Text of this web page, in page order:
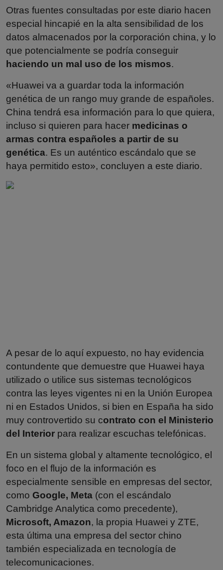
Otras fuentes consultadas por este diario hacen
especial hincapié en la alta sensibilidad de los
datos almacenados por la corporación china, y lo
que potencialmente se podría conseguir
haciendo un mal uso de los mismos.
«Huawei va a guardar toda la información
genética de un rango muy grande de españoles.
China tendrá esa información para lo que quiera,
incluso si quieren para hacer medicinas o
armas contra españoles a partir de su
genética. Es un auténtico escándalo que se
haya permitido esto», concluyen a este diario.
A pesar de lo aquí expuesto, no hay evidencia
contundente que demuestre que Huawei haya
utilizado o utilice sus sistemas tecnológicos
contra las leyes vigentes ni en la Unión Europea
ni en Estados Unidos, si bien en España ha sido
muy controvertido su contrato con el Ministerio
del Interior para realizar escuchas telefónicas.
En un sistema global y altamente tecnológico, el
foco en el flujo de la información es
especialmente sensible en empresas del sector,
como Google, Meta (con el escándalo
Cambridge Analytica como precedente),
Microsoft, Amazon, la propia Huawei y ZTE,
esta última una empresa del sector chino
también especializada en tecnología de
telecomunicaciones.